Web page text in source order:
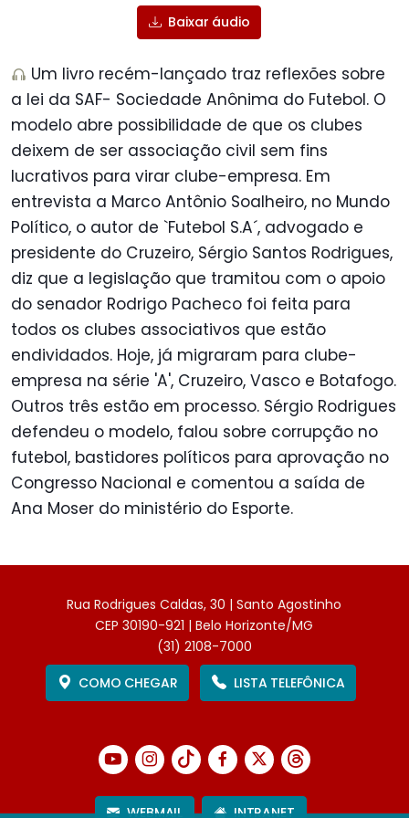
Baixar áudio
Um livro recém-lançado traz reflexões sobre
a lei da SAF- Sociedade Anônima do Futebol. O
modelo abre possibilidade de que os clubes
deixem de ser associação civil sem fins
lucrativos para virar clube-empresa. Em
entrevista a Marco Antônio Soalheiro, no Mundo
Político, o autor de `Futebol S.A´, advogado e
presidente do Cruzeiro, Sérgio Santos Rodrigues,
diz que a legislação que tramitou com o apoio
do senador Rodrigo Pacheco foi feita para
todos os clubes associativos que estão
endividados. Hoje, já migraram para clube-
empresa na série 'A', Cruzeiro, Vasco e Botafogo.
Outros três estão em processo. Sérgio Rodrigues
defendeu o modelo, falou sobre corrupção no
futebol, bastidores políticos para aprovação no
Congresso Nacional e comentou a saída de
Ana Moser do ministério do Esporte.
Rua Rodrigues Caldas, 30 | Santo Agostinho
CEP 30190-921 | Belo Horizonte/MG
(31) 2108-7000
COMO CHEGAR
LISTA TELEFÔNICA
WEBMAIL INTRANET